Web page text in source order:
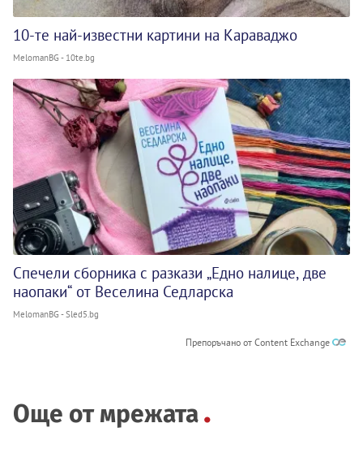
10-те най-известни картини на Караваджо
MelomanBG - 10te.bg
Спечели сборника с разкази „Едно налице, две
наопаки“ от Веселина Седларска
MelomanBG - Sled5.bg
Препоръчано от Content Exchange
Още от мрежата